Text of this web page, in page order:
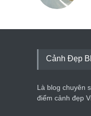
Cảnh Đẹp
Là blog chuyên
điểm cảnh đẹp